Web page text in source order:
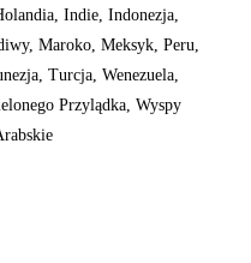
Indie, Indonezja,
Maroko, Meksyk, Peru,
Turcja, Wenezuela,
Przylądka, Wyspy